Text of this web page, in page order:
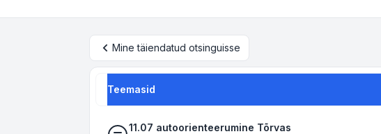
Mine täiendatud otsinguisse
Teemasid
11.07 autoorienteerumine Tõrvas